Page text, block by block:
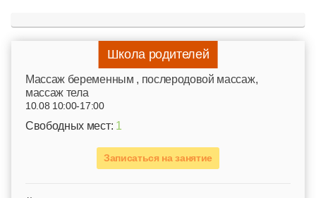
Школа родителей
Mассаж беременным , послеродовой массаж,
массаж тела
10.08 10:00-17:00
Свободных мест: 1
Записаться на занятие